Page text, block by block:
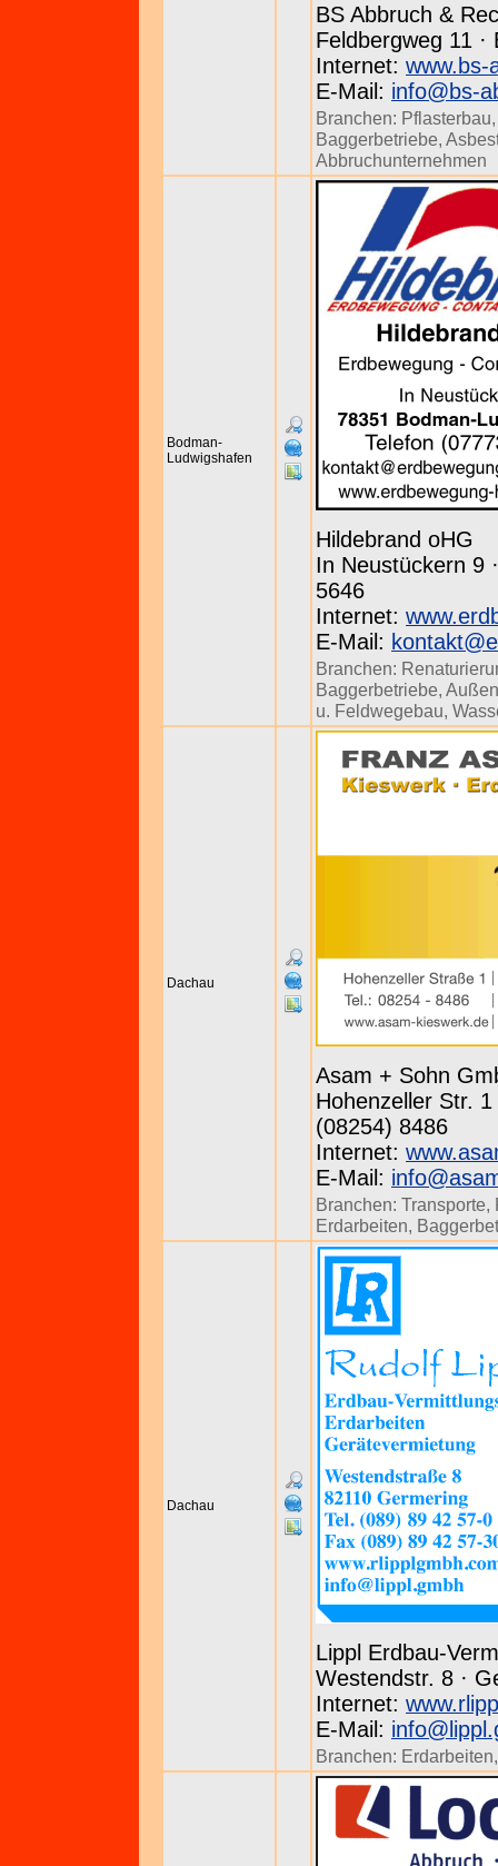
BS Abbruch &
Feldbergweg 11 ·
Internet: www.bs-
E-Mail: info@bs-
Branchen: Pflasterbau
Baggerbetriebe,
Abbruchunternehmen
Bodman-
Ludwigshafen
Hildebrand oHG
In Neustückern 9
5646
Internet:
E-Mail:
Branchen:
Baggerbetriebe,
u. Feldwegebau,
Dachau
Asam + Sohn
Hohenzeller Str.
(08254) 8486
Internet:
E-Mail:
Branchen: Transporte,
Erdarbeiten,
Dachau
Lippl Erdbau-
Westendstr. 8 ·
Internet:
E-Mail:
Branchen: Erdarbeiten